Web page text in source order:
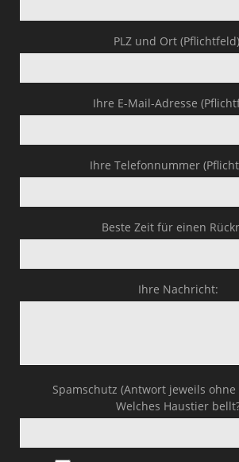
PLZ und Ort
Ihre E-Mail-Adresse
Ihre Telefonnummer
Beste Zeit für einen
Ihre Nachricht:
Spamschutz (Antwort jeweils
Welches Haustier